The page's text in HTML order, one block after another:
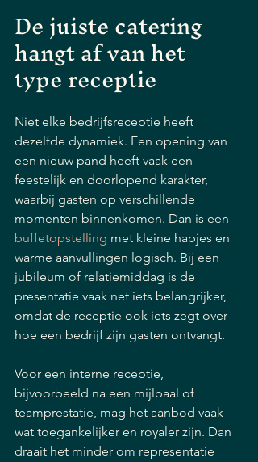
De juiste catering
hangt af van het
type receptie
Niet elke bedrijfsreceptie heeft
dezelfde dynamiek. Een opening van
een nieuw pand heeft vaak een
feestelijk en doorlopend karakter,
waarbij gasten op verschillende
momenten binnenkomen. Dan is een
buffetopstelling met kleine hapjes en
warme aanvullingen logisch. Bij een
jubileum of relatiemiddag is de
presentatie vaak net iets belangrijker,
omdat de receptie ook iets zegt over
hoe een bedrijf zijn gasten ontvangt.
Voor een interne receptie,
bijvoorbeeld na een mijlpaal of
teamprestatie, mag het aanbod vaak
wat toegankelijker en royaler zijn. Dan
draait het minder om representatie